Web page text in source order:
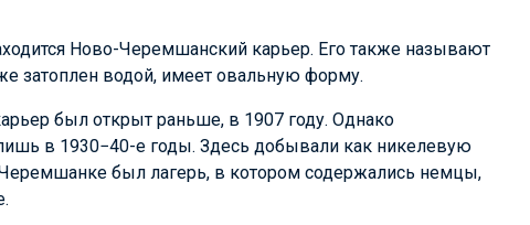
Ново-Черемшанский карьер. Его также называют
затоплен водой, имеет овальную форму.
был открыт раньше, в 1907 году. Однако
в 1930−40-е годы. Здесь добывали как никелевую
был лагерь, в котором содержались немцы,